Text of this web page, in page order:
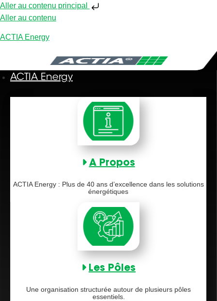
Aller au contenu principal
Aller au contenu
ACTIA Energy
ACTIA Energy
A Propos
ACTIA Energy : Plus de 40 ans d’excellence dans les solutions
énergétiques
Les Pôles
Une organisation structurée autour de plusieurs pôles
essentiels.